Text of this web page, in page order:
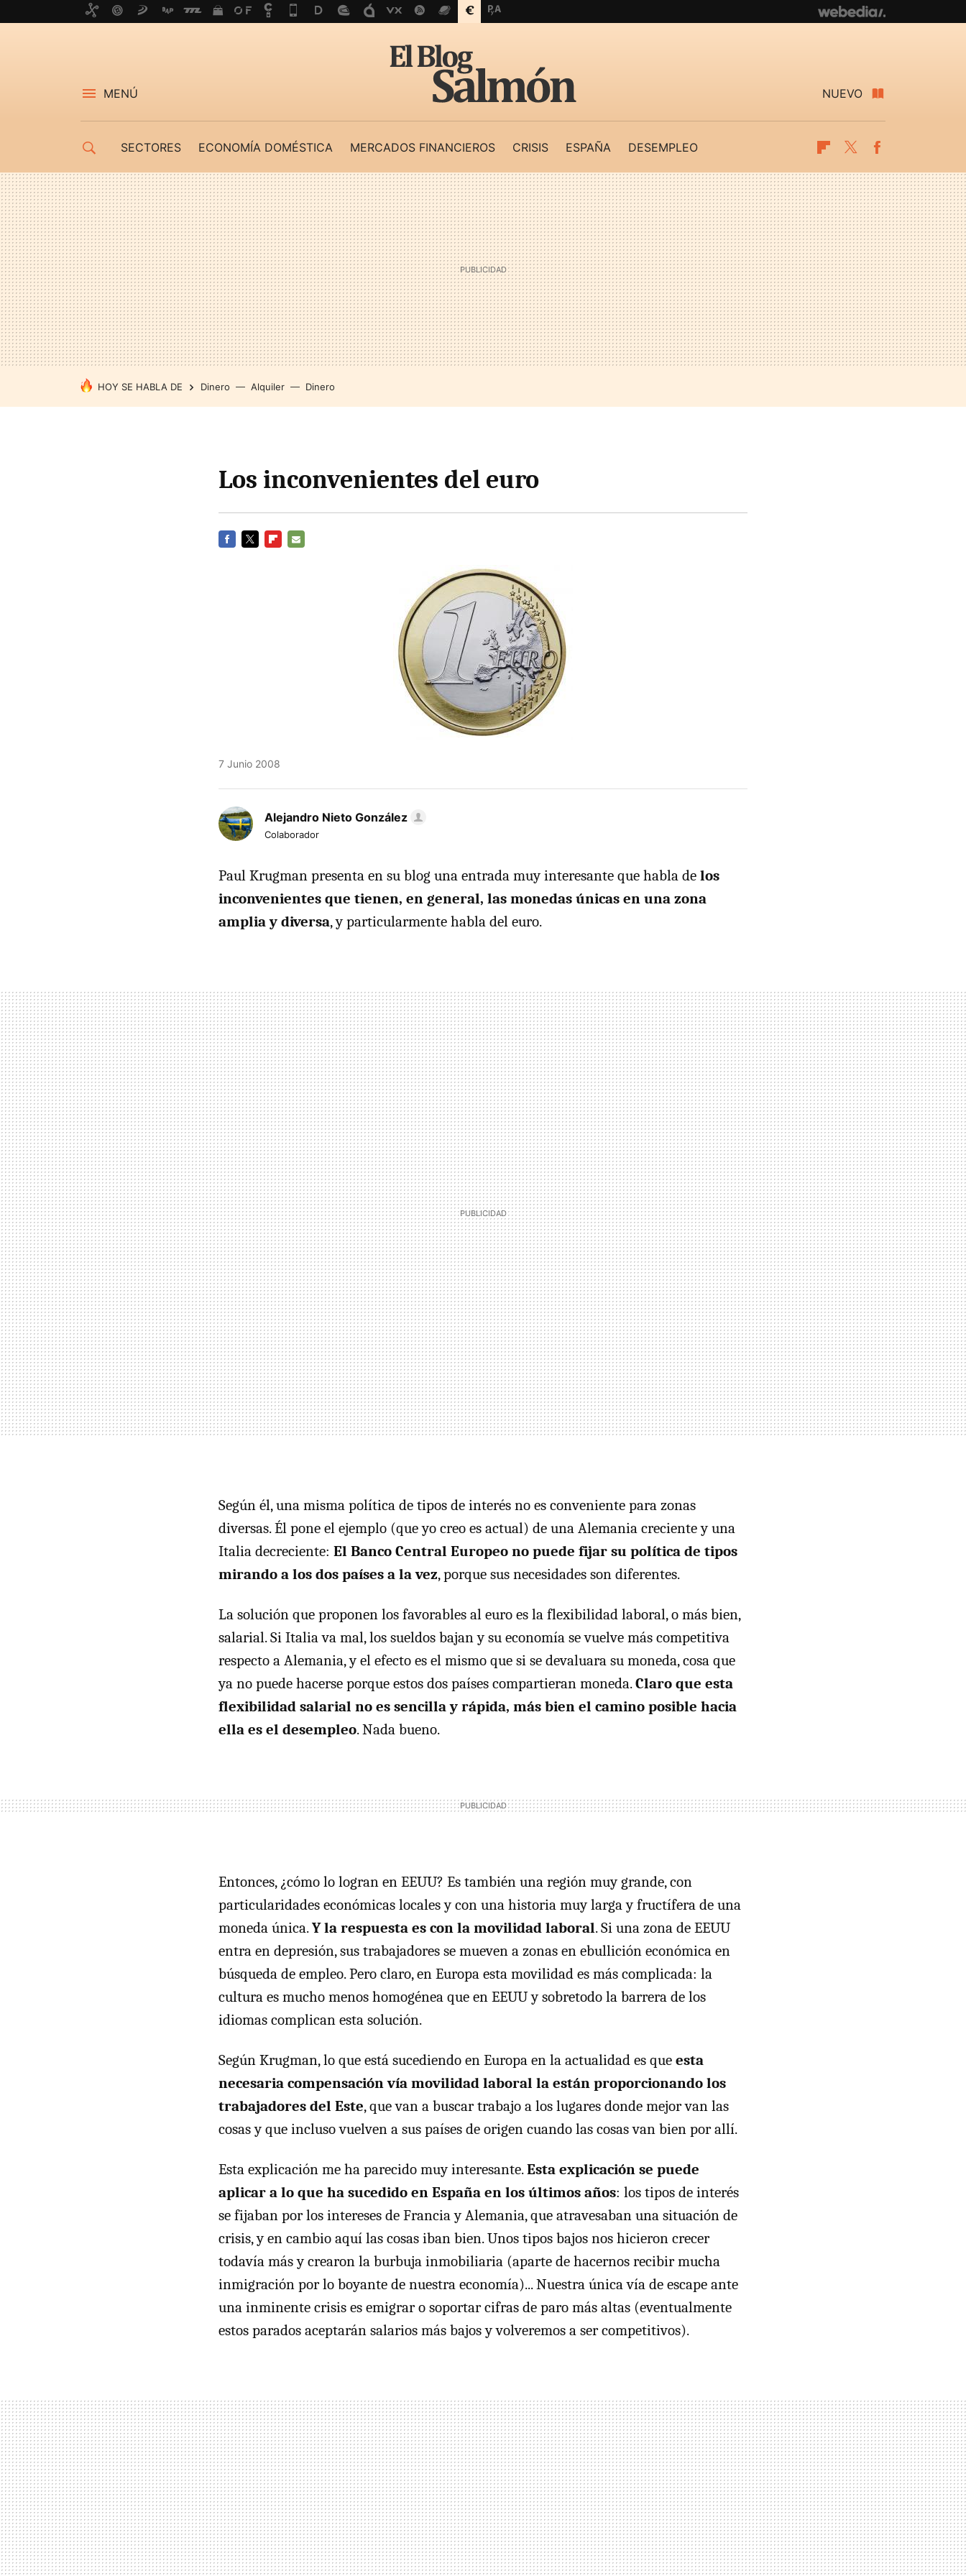
MENÚ NUEVO
SECTORES ECONOMÍA DOMÉSTICA MERCADOS FINANCIEROS CRISIS ESPAÑA DESEMPLEO Flipboard
Twitter
HOY SE HABLA DE Dinero Alquiler Dinero
Los inconvenientes del euro
7 Junio 2008
Alejandro Nieto González
Colaborador
Paul Krugman presenta en su blog una entrada muy interesante que habla de los
inconvenientes que tienen, en general, las monedas únicas en una zona
amplia y diversa, y particularmente habla del euro.
Según él, una misma política de tipos de interés no es conveniente para zonas
diversas. Él pone el ejemplo (que yo creo es actual) de una Alemania creciente y una
Italia decreciente: El Banco Central Europeo no puede fijar su política de tipos
mirando a los dos países a la vez, porque sus necesidades son diferentes.
La solución que proponen los favorables al euro es la flexibilidad laboral, o más bien,
salarial. Si Italia va mal, los sueldos bajan y su economía se vuelve más competitiva
respecto a Alemania, y el efecto es el mismo que si se devaluara su moneda, cosa que
ya no puede hacerse porque estos dos países compartieran moneda.Claro que esta
flexibilidad salarial no es sencilla y rápida, más bien el camino posible hacia
ella es el desempleo. Nada bueno.
Entonces, ¿cómo lo logran en EEUU? Es también una región muy grande, con
particularidades económicas locales y con una historia muy larga y fructífera de una
moneda única.Y la respuesta es con la movilidad laboral. Si una zona de EEUU
entra en depresión, sus trabajadores se mueven a zonas en ebullición económica en
búsqueda de empleo. Pero claro, en Europa esta movilidad es más complicada: la
cultura es mucho menos homogénea que en EEUU y sobretodo la barrera de los
idiomas complican esta solución.
Según Krugman, lo que está sucediendo en Europa en la actualidad es que esta
necesaria compensación vía movilidad laboral la están proporcionando los
trabajadores del Este, que van a buscar trabajo a los lugares donde mejor van las
cosas y que incluso vuelven a sus países de origen cuando las cosas van bien por allí.
Esta explicación me ha parecido muy interesante.Esta explicación se puede
aplicar a lo que ha sucedido en España en los últimos años: los tipos de interés
se fijaban por los intereses de Francia y Alemania, que atravesaban una situación de
crisis, y en cambio aquí las cosas iban bien. Unos tipos bajos nos hicieron crecer
todavía más y crearon la burbuja inmobiliaria (aparte de hacernos recibir mucha
inmigración por lo boyante de nuestra economía)... Nuestra única vía de escape ante
una inminente crisis es emigrar o soportar cifras de paro más altas (eventualmente
estos parados aceptarán salarios más bajos y volveremos a ser competitivos).